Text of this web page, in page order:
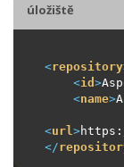
úložiště
<repository
<id >
<name>
<url >
</